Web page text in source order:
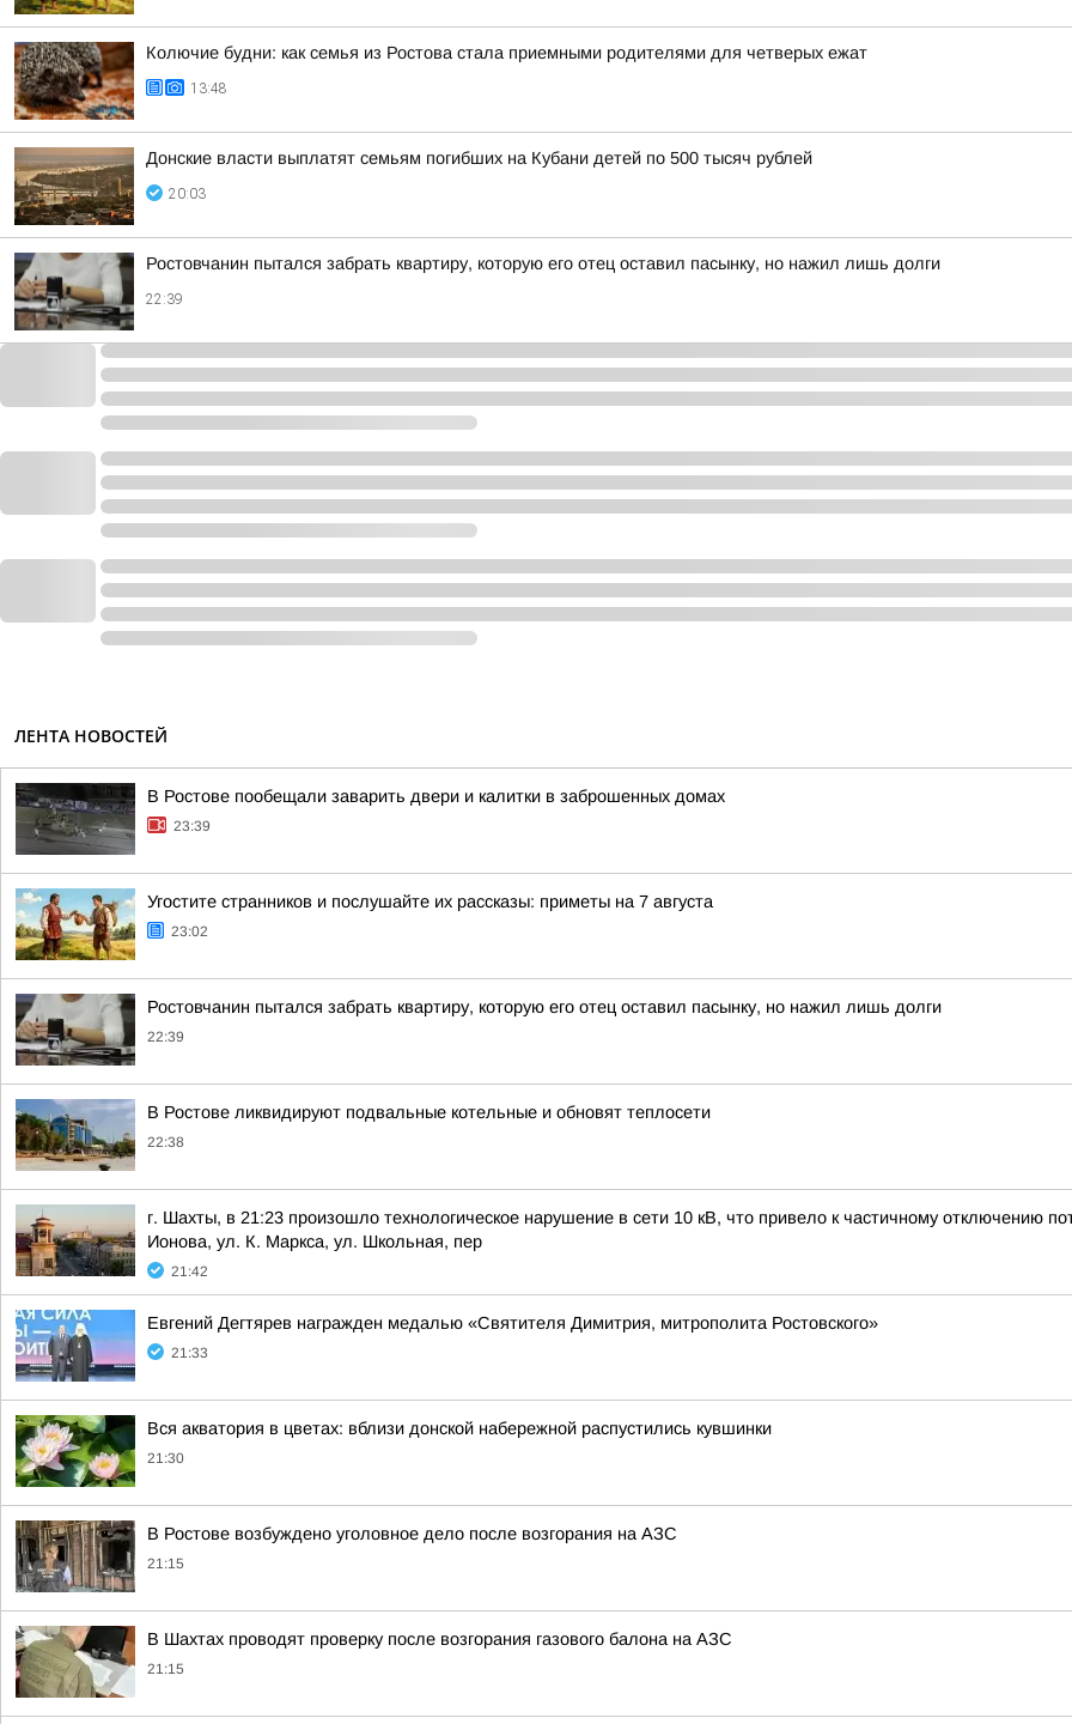
Колючие будни: как семья из Ростова стала приемными родителями для четверых ежат
13:48
Донские власти выплатят семьям погибших на Кубани детей по 500 тысяч рублей
20:03
Ростовчанин пытался забрать квартиру, которую его отец оставил пасынку, но нажил лишь долги
22:39
ЛЕНТА НОВОСТЕЙ
В Ростове пообещали заварить двери и калитки в заброшенных домах
23:39
Угостите странников и послушайте их рассказы: приметы на 7 августа
23:02
Ростовчанин пытался забрать квартиру, которую его отец оставил пасынку, но нажил лишь долги
22:39
В Ростове ликвидируют подвальные котельные и обновят теплосети
22:38
г. Шахты, в 21:23 произошло технологическое нарушение в сети 10 кВ, что привело к частичному отключению
Ионова, ул. К. Маркса, ул. Школьная, пер
21:42
Евгений Дегтярев награжден медалью «Святителя Димитрия, митрополита Ростовского»
21:33
Вся акватория в цветах: вблизи донской набережной распустились кувшинки
21:30
В Ростове возбуждено уголовное дело после возгорания на АЗС
21:15
В Шахтах проводят проверку после возгорания газового балона на АЗС
21:15